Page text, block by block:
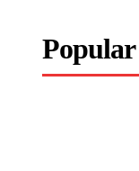
Popular